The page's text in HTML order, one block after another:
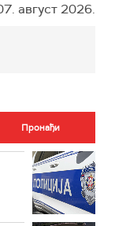
август 2026.